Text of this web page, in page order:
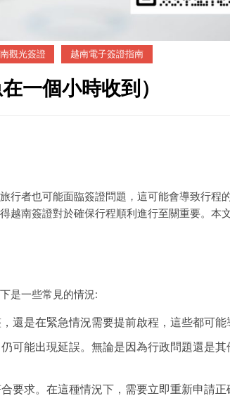
觀光簽證 越南電子簽證指南
一個小時收到）
者也可能面臨簽證問題，這可能會導致行程
南簽證對於確保行程順利進行至關重要。本
是一些常見的情況:
是在緊急情況需要提前啟程，這些都可能
可能出現延誤。無論是因為行政問題還是
求。在這種情況下，需要立即重新申請正